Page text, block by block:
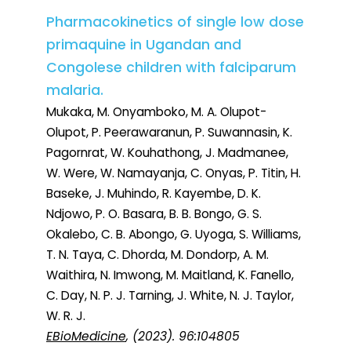
Pharmacokinetics of single low dose
primaquine in Ugandan and
Congolese children with falciparum
malaria.
Mukaka, M. Onyamboko, M. A. Olupot-
Olupot, P. Peerawaranun, P. Suwannasin, K.
Pagornrat, W. Kouhathong, J. Madmanee,
W. Were, W. Namayanja, C. Onyas, P. Titin, H.
Baseke, J. Muhindo, R. Kayembe, D. K.
Ndjowo, P. O. Basara, B. B. Bongo, G. S.
Okalebo, C. B. Abongo, G. Uyoga, S. Williams,
T. N. Taya, C. Dhorda, M. Dondorp, A. M.
Waithira, N. Imwong, M. Maitland, K. Fanello,
C. Day, N. P. J. Tarning, J. White, N. J. Taylor,
W. R. J.
EBioMedicine, (2023). 96:104805